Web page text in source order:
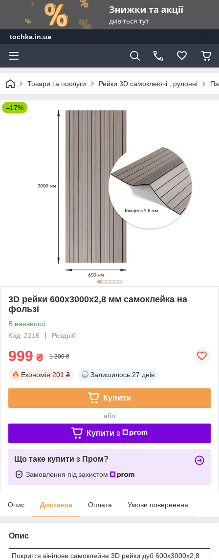
tochka.in.ua
Товари та послуги Рейки 3D самоклеючі , рулонні
–17%
3D рейки 600х3000х2,8 мм самоклейка на
фользі
В наявності
Код: 2216
Роздріб
999 ₴ 1 200 ₴
Економія 201 ₴ Залишилось 27 днів
Купити
або
Купити з
Що таке купити з Пром?
Замовлення під захистом
Опис Доставка Оплата Умови повернення
Опис
Покриття вінілове самоклейне 3D рейки дуб 600х3000х2,8